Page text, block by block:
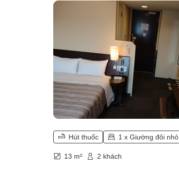
Hút thuốc 1 x Giường đôi nhỏ
13 m² 2 khách